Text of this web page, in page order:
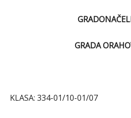
GRADA
KLASA: 334-01/10-01/07